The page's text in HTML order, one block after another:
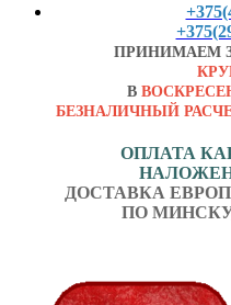
ПРИНИМАЕМ
В
БЕЗНАЛИЧНЫЙ
ОПЛАТА
ДОСТАВКА
ПО